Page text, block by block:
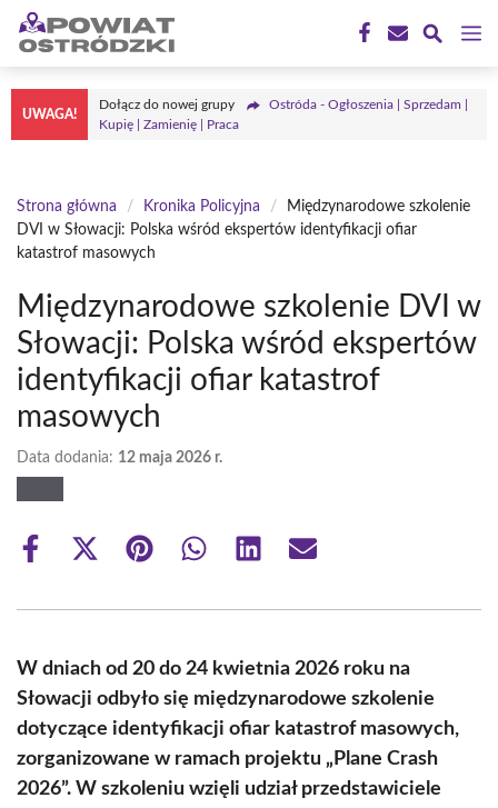
Przejdź
treści
UWAGA!
Dołącz do nowej grupy
Ostróda - Ogłoszenia | Sprzedam |
Kupię | Zamienię | Praca
Strona główna / Kronika Policyjna /
Międzynarodowe szkolenie
DVI w Słowacji: Polska wśród ekspertów identyfikacji ofiar
katastrof masowych
Międzynarodowe szkolenie DVI w
Słowacji: Polska wśród ekspertów
identyfikacji ofiar katastrof
masowych
Data dodania: 12 maja 2026 r.
Share
Share
(Twitter)
Share Share Share Share
W dniach od 20 do 24 kwietnia 2026 roku na
Słowacji odbyło się międzynarodowe szkolenie
dotyczące identyfikacji ofiar katastrof masowych,
zorganizowane w ramach projektu „Plane Crash
2026”. W szkoleniu wzięli udział przedstawiciele